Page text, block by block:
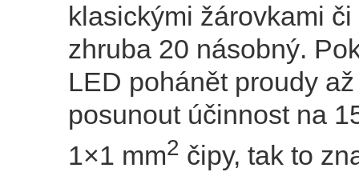
klasickými žárovkami
zhruba 20 násobný.
LED pohánět proudy
posunout účinnost na
1×1 mm2 čipy, tak to